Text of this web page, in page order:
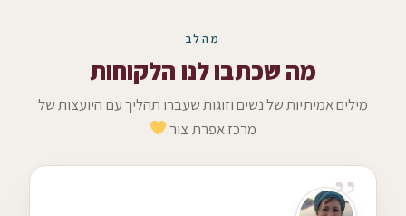
מהלב
מה שכתבו לנו הלקוחות
מילים אמיתיות של נשים וזוגות שעברו תהליך עם היועצות של
מרכז אפרת צור